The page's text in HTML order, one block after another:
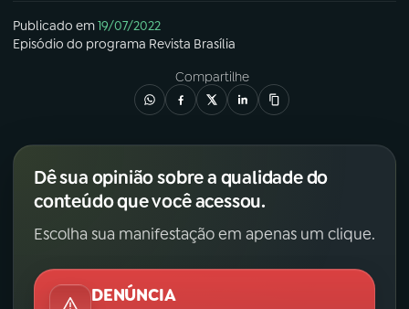
Publicado em19/07/2022
Episódio do programa Revista Brasília
Compartilhe
Dê sua opinião sobre a qualidade do
conteúdo que você acessou.
Escolha sua manifestação em apenas um clique.
DENÚNCIA